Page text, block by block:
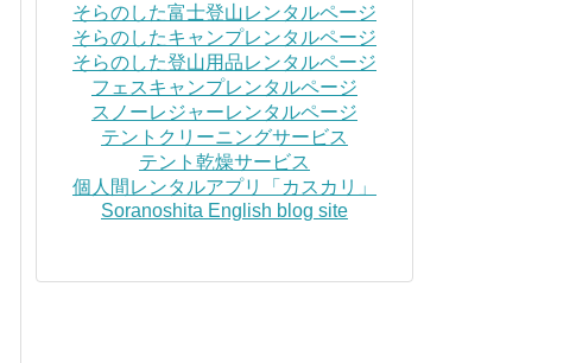
そらのした富士登山レンタルページ
そらのしたキャンプレンタルページ
そらのした登山用品レンタルページ
フェスキャンプレンタルページ
スノーレジャーレンタルページ
テントクリーニングサービス
テント乾燥サービス
個人間レンタルアプリ「カスカリ」
Soranoshita English blog site